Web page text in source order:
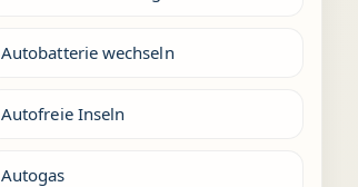
Autobatterie wechseln
Autofreie Inseln
Autogas